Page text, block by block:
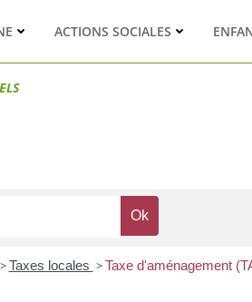
ACTIONS SOCIALES
> Taxes locales > Taxe d'aménagement